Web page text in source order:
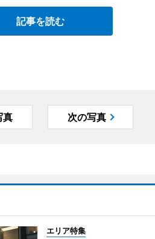
記事を読む
真 次の写真
エリア特集